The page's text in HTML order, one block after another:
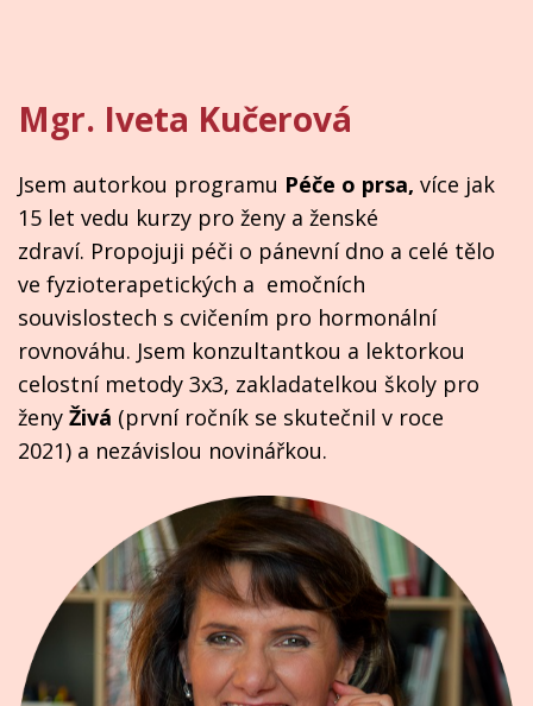
Mgr. Iveta Kučerová
Jsem autorkou programu Péče o prsa, více jak
15 let vedu kurzy pro ženy a ženské
zdraví. Propojuji péči o pánevní dno a celé tělo
ve fyzioterapetických a emočních
souvislostech s cvičením pro hormonální
rovnováhu. Jsem konzultantkou a lektorkou
celostní metody 3x3, zakladatelkou školy pro
ženy Živá (první ročník se skutečnil v roce
2021) a nezávislou novinářkou.